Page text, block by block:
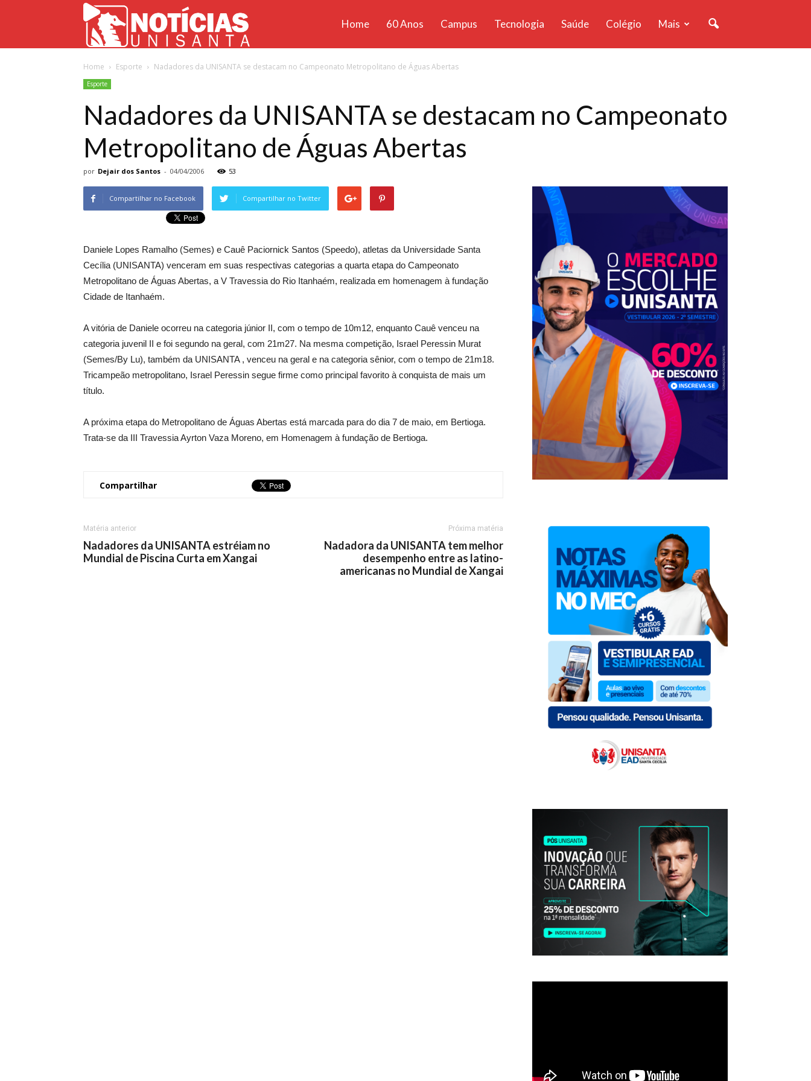
Unisanta
Home 60 Anos Campus Tecnologia Saúde Colégio Mais
Home Esporte Nadadores da UNISANTA se destacam no Campeonato Metropolitano de Águas Abertas
Esporte
Nadadores da UNISANTA se destacam no Campeonato
Metropolitano de Águas Abertas
por Dejair dos Santos - 04/04/2006 53
Compartilhar no Facebook Compartilhar no Twitter
Daniele Lopes Ramalho (Semes) e Cauê Paciornick Santos (Speedo), atletas da Universidade Santa
Cecília (UNISANTA) venceram em suas respectivas categorias a quarta etapa do Campeonato
Metropolitano de Águas Abertas, a V Travessia do Rio Itanhaém, realizada em homenagem à fundação
Cidade de Itanhaém.
A vitória de Daniele ocorreu na categoria júnior II, com o tempo de 10m12, enquanto Cauê venceu na
categoria juvenil II e foi segundo na geral, com 21m27. Na mesma competição, Israel Peressin Murat
(Semes/By Lu), também da UNISANTA , venceu na geral e na categoria sênior, com o tempo de 21m18.
Tricampeão metropolitano, Israel Peressin segue firme como principal favorito à conquista de mais um
título.
A próxima etapa do Metropolitano de Águas Abertas está marcada para do dia 7 de maio, em Bertioga.
Trata-se da III Travessia Ayrton Vaza Moreno, em Homenagem à fundação de Bertioga.
Compartilhar
Matéria anterior
Nadadores da UNISANTA estréiam no
Mundial de Piscina Curta em Xangai
Próxima matéria
Nadadora da UNISANTA tem melhor
desempenho entre as latino-
americanas no Mundial de Xangai